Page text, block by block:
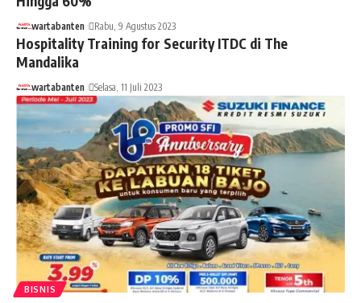
wartabanten Rabu, 9 Agustus 2023
Hospitality Training for Security ITDC di The
Mandalika
wartabanten Selasa, 11 Juli 2023
BISNIS